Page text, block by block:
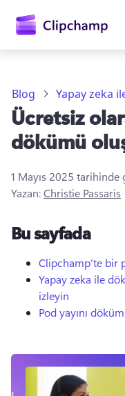
Ücretsiz
Blog Yapay zeka
Ücretsiz
dökümü
1 Mayıs 2025 tarihinde
Yazan:Christie Passaris
Bu sayfada
Clipchamp’te bir
Yapay zeka ile
izleyin
Pod yayını